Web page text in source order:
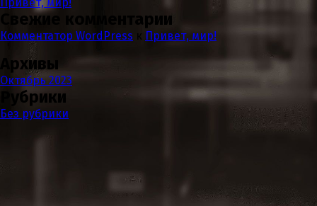
Свежие комментарии
Комментатор WordPress к Привет, мир!
Архивы
Октябрь 2023
Рубрики
Без рубрики